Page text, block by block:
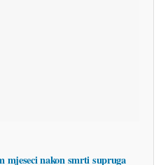
mjeseci nakon smrti supruga